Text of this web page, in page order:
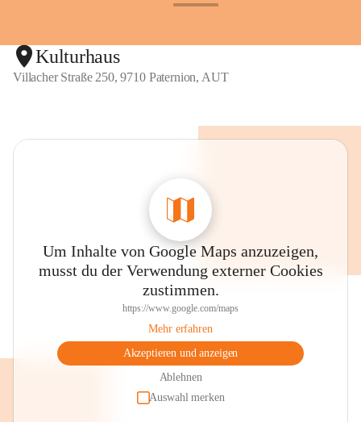
Kulturhaus
Villacher Straße 250, 9710 Paternion, AUT
Um Inhalte von Google Maps anzuzeigen,
musst du der Verwendung externer Cookies
zustimmen.
https://www.google.com/maps
Mehr erfahren
Akzeptieren und anzeigen
Ablehnen
Auswahl merken